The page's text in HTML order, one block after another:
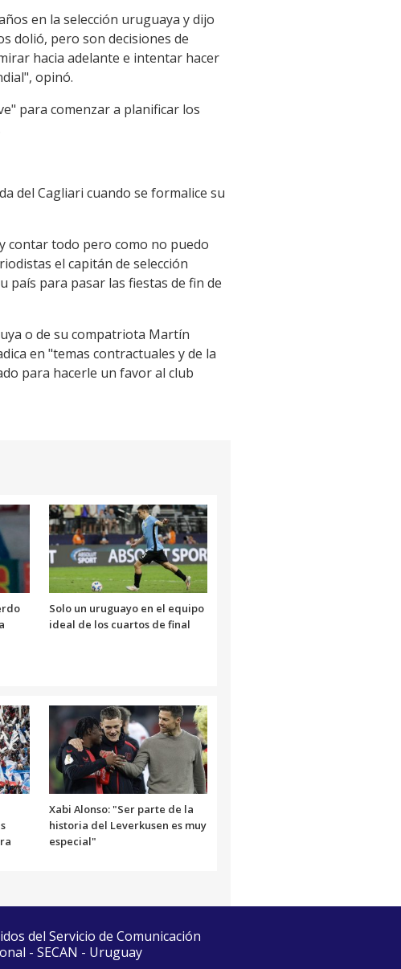
en la selección uruguaya y dijo
dolió, pero son decisiones de
hacia adelante e intentar hacer
opinó.
para comenzar a planificar los
del Cagliari cuando se formalice su
contar todo pero como no puedo
el capitán de selección
país para pasar las fiestas de fin de
o de su compatriota Martín
en "temas contractuales y de la
para hacerle un favor al club
Solo un uruguayo en el equipo
ideal de los cuartos de final
Xabi Alonso: "Ser parte de la
historia del Leverkusen es muy
especial"
del Servicio de Comunicación
- SECAN - Uruguay